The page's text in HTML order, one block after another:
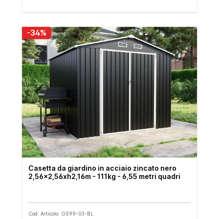
-34%
Casetta da giardino in acciaio zincato nero
2,56x2,56xh2,16m - 111kg - 6,55 metri quadri
Cod. Articolo: GS99-03-BL